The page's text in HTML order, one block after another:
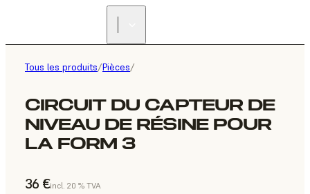
Tous les produits/Pièces/
CIRCUIT DU CAPTEUR DE
NIVEAU DE RÉSINE POUR
LA FORM 3
36 €incl. 20 % TVA